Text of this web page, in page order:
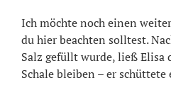
Ich möchte noch einen
du hier beachten solltest.
Salz gefüllt wurde, ließ Elisa
Schale bleiben – er schüttete